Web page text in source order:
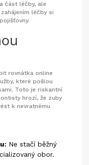
část léčby, ale
léčby si
rovnátka online
které pošlou
Toto je riskantní
hrozí, že zuby
k nevratnému
Ne stačí běžný
obor.